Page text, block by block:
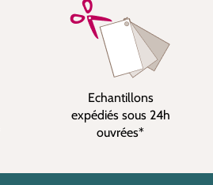
Echantillons
expédiés sous 24h
ouvrées*